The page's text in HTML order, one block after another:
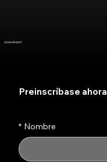
Jones Andoni
Preinscríbase ahora
* Nombre